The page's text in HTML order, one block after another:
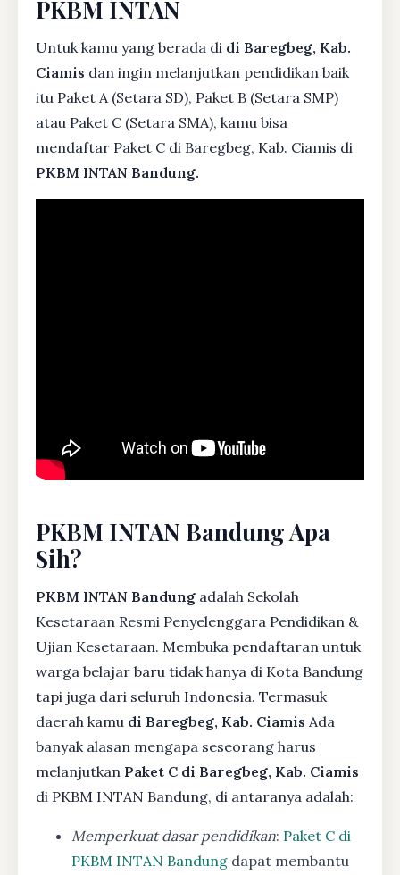
PKBM INTAN
Untuk kamu yang berada di di Baregbeg, Kab.
Ciamis dan ingin melanjutkan pendidikan baik
itu Paket A (Setara SD), Paket B (Setara SMP)
atau Paket C (Setara SMA), kamu bisa
mendaftar Paket C di Baregbeg, Kab. Ciamis di
PKBM INTAN Bandung.
PKBM INTAN Bandung Apa
Sih?
PKBM INTAN Bandung adalah Sekolah
Kesetaraan Resmi Penyelenggara Pendidikan &
Ujian Kesetaraan. Membuka pendaftaran untuk
warga belajar baru tidak hanya di Kota Bandung
tapi juga dari seluruh Indonesia. Termasuk
daerah kamu di Baregbeg, Kab. Ciamis Ada
banyak alasan mengapa seseorang harus
melanjutkan Paket C di Baregbeg, Kab. Ciamis
di PKBM INTAN Bandung, di antaranya adalah:
Memperkuat dasar pendidikan: Paket C di
PKBM INTAN Bandung dapat membantu